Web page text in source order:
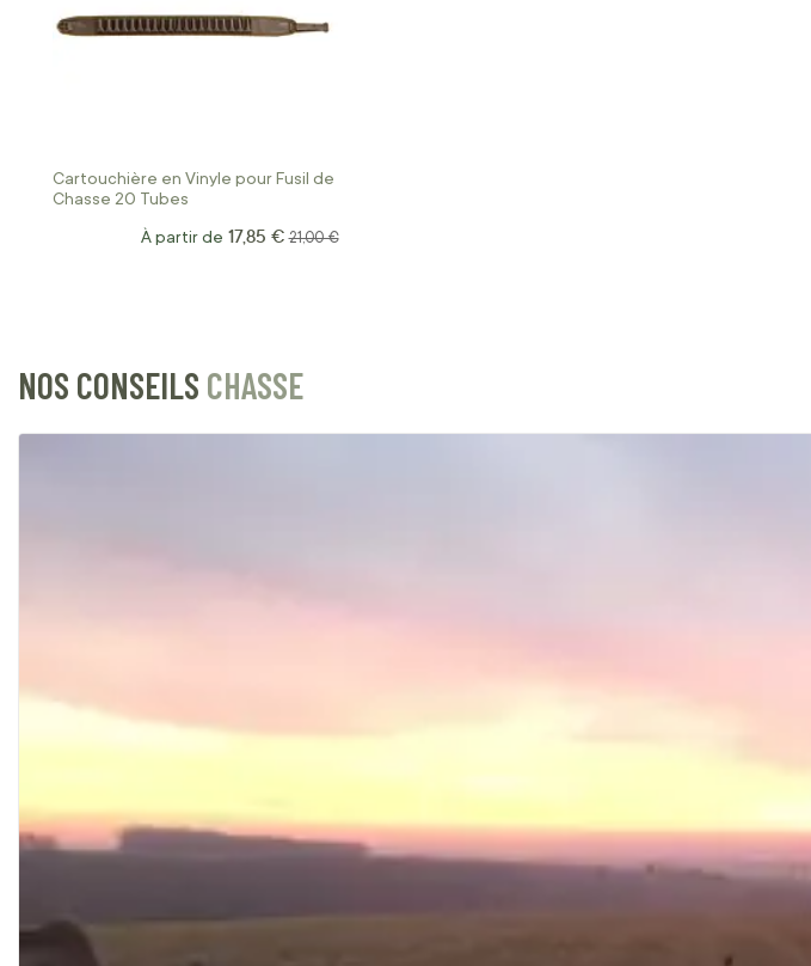
Cartouchière en Vinyle pour Fusil de
Chasse 20 Tubes
À partir de 17,85 € Prix normal
21,00 €
NOS CONSEILS CHASSE